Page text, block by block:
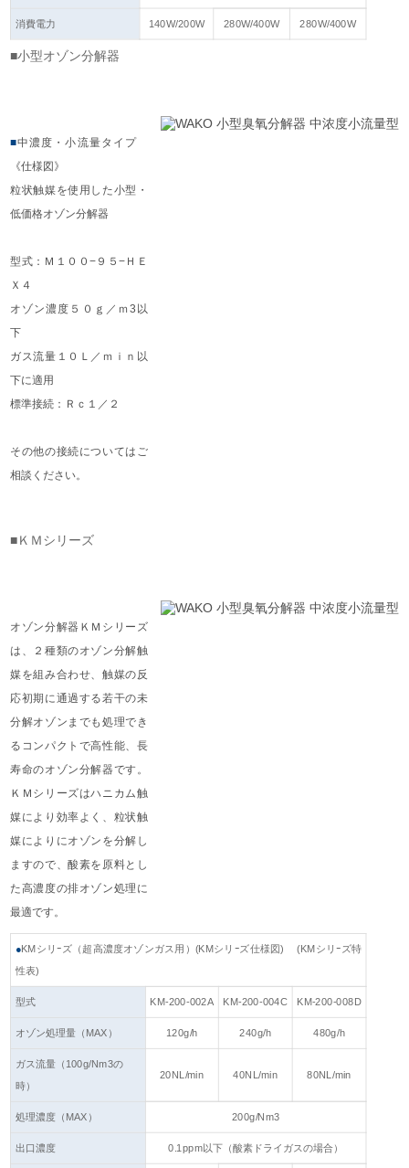
消費電力 140W/200W 280W/400W 280W/400W
■小型オゾン分解器
■中濃度・小流量タイプ
《仕様図》
粒状触媒を使用した小型・
低価格オゾン分解器
型式：Ｍ１００−９５−ＨＥ
Ｘ４
オゾン濃度５０ｇ／ｍ3以
下
ガス流量１０Ｌ／ｍｉｎ以
下に適用
標準接続：Ｒｃ１／２
その他の接続についてはご
相談ください。
■ＫＭシリーズ
オゾン分解器ＫＭシリーズ
は、２種類のオゾン分解触
媒を組み合わせ、触媒の反
応初期に通過する若干の未
分解オゾンまでも処理でき
るコンパクトで高性能、長
寿命のオゾン分解器です。
ＫＭシリーズはハニカム触
媒により効率よく、粒状触
媒によりにオゾンを分解し
ますので、酸素を原料とし
た高濃度の排オゾン処理に
最適です。
●KMシリｰズ（超高濃度オゾンガス用）(KMシリｰズ仕様図) (KMシリｰズ特
性表)
型式 KM-200-002A KM-200-004C KM-200-008D
オゾン処理量（MAX） 120g/h 240g/h 480g/h
ガス流量（100g/Nm3の
時）
20NL/min 40NL/min 80NL/min
処理濃度（MAX） 200g/Nm3
出口濃度 0.1ppm以下（酸素ドライガスの場合）